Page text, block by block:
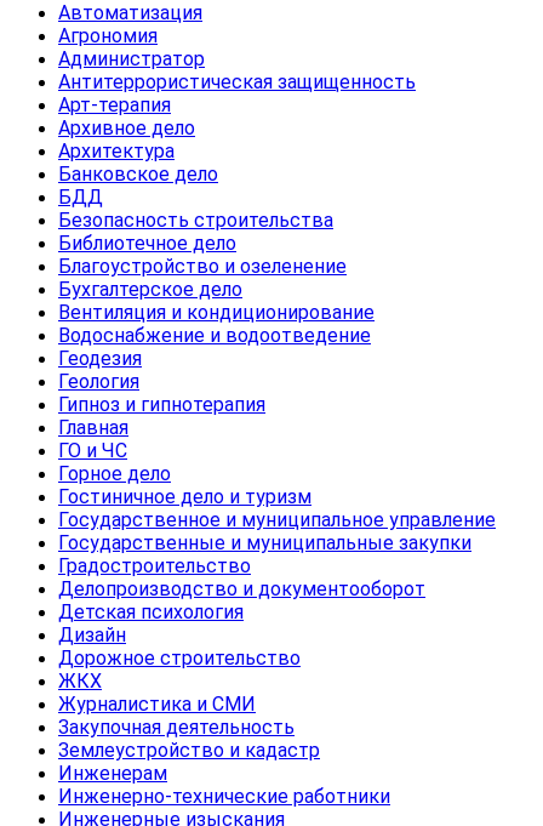
Автоматизация
Агрономия
Администратор
Антитеррористическая защищенность
Арт-терапия
Архивное дело
Архитектура
Банковское дело
БДД
Безопасность строительства
Библиотечное дело
Благоустройство и озеленение
Бухгалтерское дело
Вентиляция и кондиционирование
Водоснабжение и водоотведение
Геодезия
Геология
Гипноз и гипнотерапия
Главная
ГО и ЧС
Горное дело
Гостиничное дело и туризм
Государственное и муниципальное управление
Государственные и муниципальные закупки
Градостроительство
Делопроизводство и документооборот
Детская психология
Дизайн
Дорожное строительство
ЖКХ
Журналистика и СМИ
Закупочная деятельность
Землеустройство и кадастр
Инженерам
Инженерно-технические работники
Инженерные изыскания